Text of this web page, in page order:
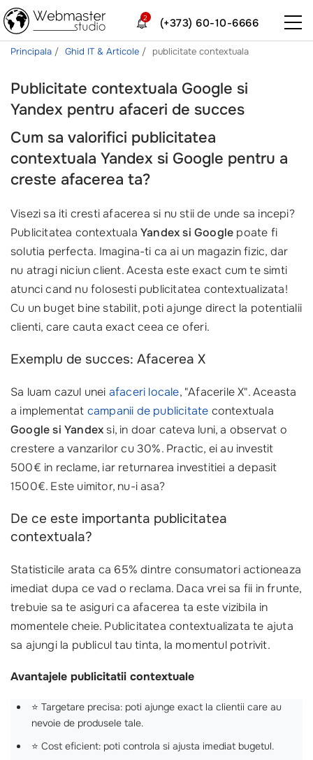
(+373) 60-10-6666
2
Principala Ghid IT & Articole publicitate contextuala
Publicitate contextuala Google si
Yandex pentru afaceri de succes
Cum sa valorifici publicitatea
contextuala Yandex si Google pentru a
creste afacerea ta?
Visezi sa iti cresti afacerea si nu stii de unde sa incepi?
Publicitatea contextuala Yandex si Google poate fi
solutia perfecta. Imagina-ti ca ai un magazin fizic, dar
nu atragi niciun client. Acesta este exact cum te simti
atunci cand nu folosesti publicitatea contextualizata!
Cu un buget bine stabilit, poti ajunge direct la potentialii
clienti, care cauta exact ceea ce oferi.
Exemplu de succes: Afacerea X
Sa luam cazul unei afaceri locale, "Afacerile X". Aceasta
a implementat campanii de publicitate contextuala
Google si Yandexsi, in doar cateva luni, a observat o
crestere a vanzarilor cu 30%. Practic, ei au investit
500€ in reclame, iar returnarea investitiei a depasit
1500€. Este uimitor, nu-i asa?
De ce este importanta publicitatea
contextuala?
Statisticile arata ca 65% dintre consumatori actioneaza
imediat dupa ce vad o reclama. Daca vrei sa fii in frunte,
trebuie sa te asiguri ca afacerea ta este vizibila in
momentele cheie. Publicitatea contextualizata te ajuta
sa ajungi la publicul tau tinta, la momentul potrivit.
Avantajele publicitatii contextuale
⭐ Targetare precisa: poti ajunge exact la clientii care au
nevoie de produsele tale.
⭐ Cost eficient: poti controla si ajusta imediat bugetul.